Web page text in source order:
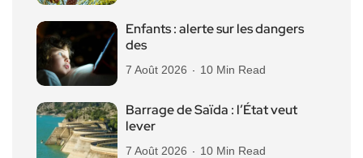
Enfants : alerte sur les dangers
des
7 Août 2026 10 Min Read
Barrage de Saïda : l’État veut
lever
7 Août 2026 10 Min Read